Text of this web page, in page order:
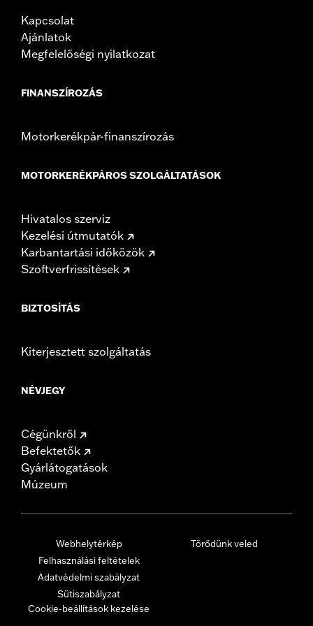
Kapcsolat
Ajánlatok
Megfelelőségi nyilatkozat
FINANSZÍROZÁS
Motorkerékpár-finanszírozás
MOTORKERÉKPÁROS SZOLGÁLTATÁSOK
Hivatalos szerviz
Kezelési útmutatók
Karbantartási időközök
Szoftverfrissítések
BIZTOSÍTÁS
Kiterjesztett szolgáltatás
NÉVJEGY
Cégünkről
Befektetők
Gyárlátogatások
Múzeum
Webhelytérkép
Felhasználási feltételek
Adatvédelmi szabályzat
Sütiszabályzat
Cookie-beállítások kezelése
Törődünk veled